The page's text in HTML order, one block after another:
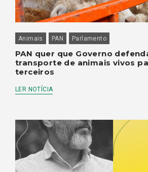
Animais PAN Parlamento
PAN quer que Governo
transporte de animais vivos
terceiros
LER NOTÍCIA